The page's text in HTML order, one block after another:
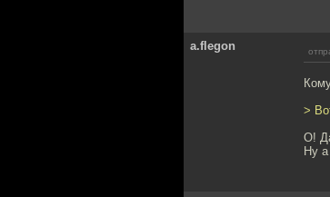
a.flegon
>
О!
Ну